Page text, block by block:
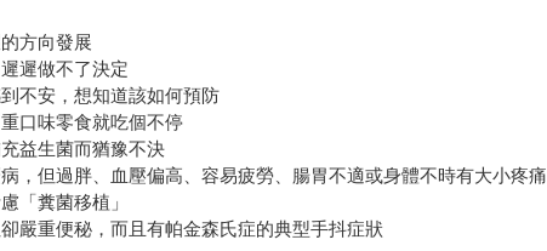
方向發展
遲做不了決定
不安，想知道該如何預防
口味零食就吃個不停
益生菌而猶豫不決
，但過胖、血壓偏高、容易疲勞、腸胃不適或身體不時有大小疼痛
「糞菌移植」
嚴重便秘，而且有帕金森氏症的典型手抖症狀